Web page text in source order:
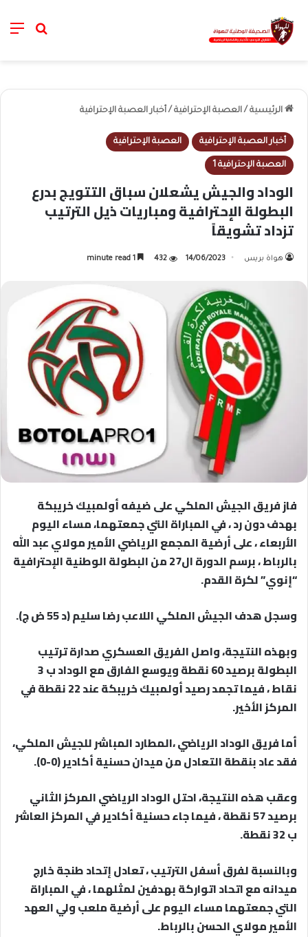
خانة
الرئيسية / العصبة الإحترافية / أخبار العصبة الإحترافية
أخبار العصبة الإحترافية العصبة الإحترافية
العصبة الإحترافية 1
الوداد والجيش يشعلان سباق التتويج بدرع
البطولة الإحترافية ومباريات ذيل الترتيب
تزداد تشويقاً
هواة بريس 14/06/2023
432
فاز فريق الجيش الملكي على ضيفه أولمبيك خريبكة
بهدف دون رد ، في المباراة التي جمعتهما، مساء اليوم
الأربعاء ، على أرضية المجمع الرياضي الأمير مولاي عبد الله
بالرباط ، برسم الدورة ال27 من البطولة الوطنية الإحترافية
“إنوي” لكرة القدم.
وسجل هدف الجيش الملكي اللاعب رضا سليم (د 55 ض ج).
وبهذه النتيجة، واصل الفريق العسكري صدارة ترتيب
البطولة برصيد 60 نقطة ويوسع الفارق مع الوداد ب 3
نقاط ، فيما تجمد رصيد أولمبيك خريبكة عند 22 نقطة في
المركز الأخير.
أما فريق الوداد الرياضي ،المطارد المباشر للجيش الملكي،
فقد عاد بنقطة التعادل من ميدان حسنية أكادير (0-0).
وعقب هذه النتيجة، احتل الوداد الرياضي المركز الثاني
برصيد 57 نقطة ، فيما جاء حسنية أكادير في المركز العاشر
ب 32 نقطة.
وبالنسبة لفرق أسفل الترتيب ، تعادل إتحاد طنجة خارج
ميدانه مع اتحاد اتواركة بهدفين لمثلهما ، في المباراة
التي جمعتهما مساء اليوم على أرضية ملعب ولي العهد
الأمير مولاي الحسن بالرباط.